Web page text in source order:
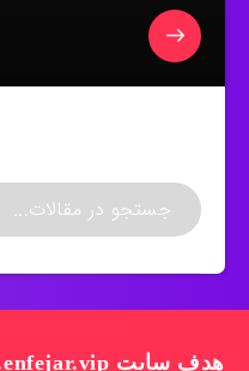
هدف سایت www.enfejar.vip